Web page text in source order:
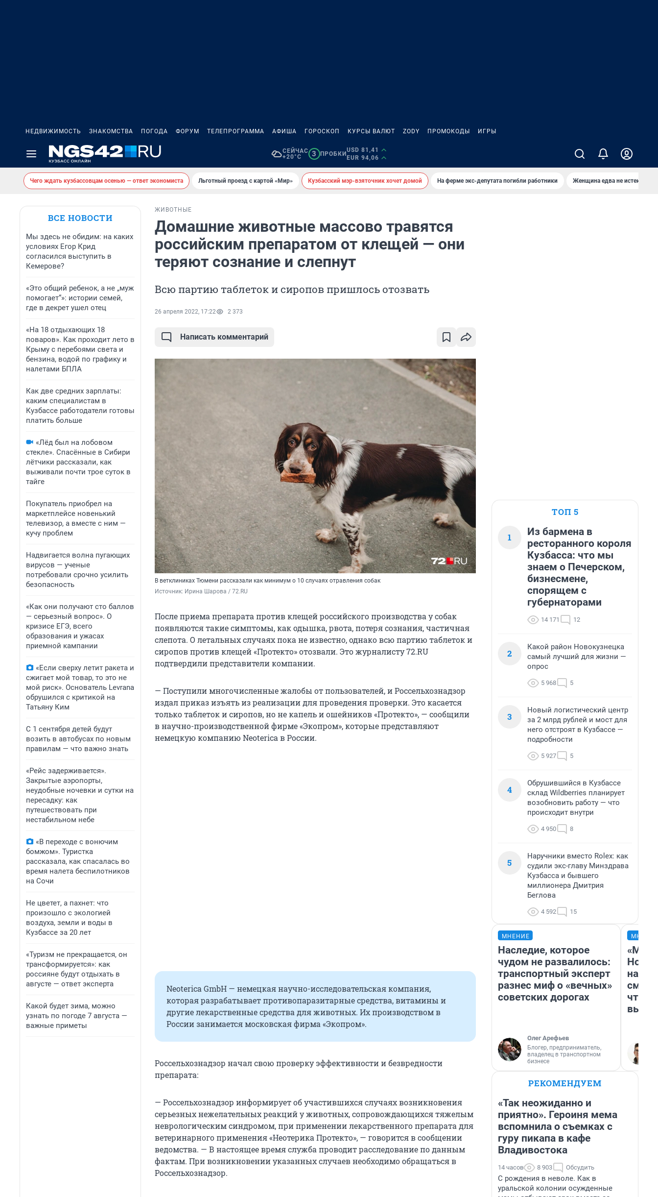
НЕДВИЖИМОСТЬ ЗНАКОМСТВА ПОГОДА ФОРУМ ТЕЛЕПРОГРАММА АФИША ГОРОСКОП КУРСЫ ВАЛЮТ ZODY ПРОМОКОДЫ ИГРЫ
СЕЙЧАС
+20°C
3 ПРОБКИ
USD 81,41
EUR 94,06
Чего ждать кузбассовцам осенью — ответ экономиста Льготный проезд с картой «Мир» Кузбасский мэр-взяточник хочет домой На ферме экс-депутата погибли работники Женщина едва не истекла
ВСЕ НОВОСТИ
Мы здесь не обидим: на каких
условиях Егор Крид
согласился выступить в
Кемерове?
«Это общий ребенок, а не „муж
помогает“»: истории семей,
где в декрет ушел отец
«На 18 отдыхающих 18
поваров». Как проходит лето в
Крыму с перебоями света и
бензина, водой по графику и
налетами БПЛА
Как две средних зарплаты:
каким специалистам в
Кузбассе работодатели готовы
платить больше
«Лёд был на лобовом
стекле». Спасённые в Сибири
лётчики рассказали, как
выживали почти трое суток в
тайге
Покупатель приобрел на
маркетплейсе новенький
телевизор, а вместе с ним —
кучу проблем
Надвигается волна пугающих
вирусов — ученые
потребовали срочно усилить
безопасность
«Как они получают сто баллов
— серьезный вопрос». О
кризисе ЕГЭ, всего
образования и ужасах
приемной кампании
«Если сверху летит ракета и
сжигает мой товар, то это не
мой риск». Основатель Levrana
обрушился с критикой на
Татьяну Ким
С 1 сентября детей будут
возить в автобусах по новым
правилам — что важно знать
«Рейс задерживается».
Закрытые аэропорты,
неудобные ночевки и сутки на
пересадку: как
путешествовать при
нестабильном небе
«В переходе с вонючим
бомжом». Туристка
рассказала, как спасалась во
время налета беспилотников
на Сочи
Не цветет, а пахнет: что
произошло с экологией
воздуха, земли и воды в
Кузбассе за 20 лет
«Туризм не прекращается, он
трансформируется»: как
россияне будут отдыхать в
августе — ответ эксперта
Какой будет зима, можно
узнать по погоде 7 августа —
важные приметы
ЖИВОТНЫЕ
Домашние животные массово травятся
российским препаратом от клещей — они
теряют сознание и слепнут
Всю партию таблеток и сиропов пришлось отозвать
26 апреля 2022, 17:22 2 373
Написать комментарий
В ветклиниках Тюмени рассказали как минимум о 10 случаях отравления собак
Источник: Ирина Шарова / 72.RU
После приема препарата против клещей российского производства у собак
появляются такие симптомы, как одышка, рвота, потеря сознания, частичная
слепота. О летальных случаях пока не известно, однако всю партию таблеток и
сиропов против клещей «Протекто» отозвали. Это журналисту 72.RU
подтвердили представители компании.
— Поступили многочисленные жалобы от пользователей, и Россельхознадзор
издал приказ изъять из реализации для проведения проверки. Это касается
только таблеток и сиропов, но не капель и ошейников «Протекто», — сообщили
в научно-производственной фирме «Экопром», которые представляют
немецкую компанию Neoterica в России.
Neoterica GmbH — немецкая научно-исследовательская компания,
которая разрабатывает противопаразитарные средства, витамины и
другие лекарственные средства для животных. Их производством в
России занимается московская фирма «Экопром».
Россельхознадзор начал свою проверку эффективности и безвредности
препарата:
— Россельхознадзор информирует об участившихся случаях возникновения
серьезных нежелательных реакций у животных, сопровождающихся тяжелым
неврологическим синдромом, при применении лекарственного препарата для
ветеринарного применения «Неотерика Протекто», — говорится в сообщении
ведомства. — В настоящее время служба проводит расследование по данным
фактам. При возникновении указанных случаев необходимо обращаться в
Россельхознадзор.
ТОП 5
1
Из бармена в
ресторанного короля
Кузбасса: что мы
знаем о Печерском,
бизнесмене,
спорящем с
губернаторами
14 171 12
2
Какой район Новокузнецка
самый лучший для жизни —
опрос
5 968 5
3
Новый логистический центр
за 2 млрд рублей и мост для
него отстроят в Кузбассе —
подробности
5 927 5
4
Обрушившийся в Кузбассе
склад Wildberries планирует
возобновить работу — что
происходит внутри
4 950 8
5
Наручники вместо Rolex: как
судили экс-главу Минздрава
Кузбасса и бывшего
миллионера Дмитрия
Беглова
4 592 15
МНЕНИЕ
Наследие, которое
чудом не развалилось:
транспортный эксперт
разнес миф о «вечных»
советских дорогах
Олег Арефьев
Блогер, предприниматель,
владелец в транспортном
бизнесе
«Мы
РЕКОМЕНДУЕМ
«Так неожиданно и
приятно». Героиня мема
вспомнила о съемках с
гуру пикапа в кафе
Владивостока
14 часов 8 903 Обсудить
С рождения в неволе. Как в
уральской колонии осужденные